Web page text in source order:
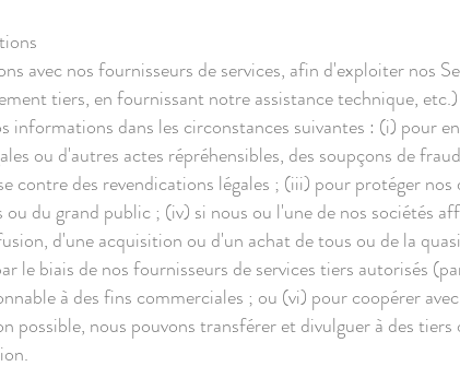
avec nos fournisseurs de services, afin d'exploiter nos
tiers, en fournissant notre assistance technique, etc.)
informations dans les circonstances suivantes : (i) pour
ou d'autres actes répréhensibles, des soupçons de
contre des revendications légales ; (iii) pour protéger
du grand public ; (iv) si nous ou l'une de nos sociétés
d'une acquisition ou d'un achat de tous ou de la
le biais de nos fournisseurs de services tiers autorisés
à des fins commerciales ; ou (vi) pour coopérer
possible, nous pouvons transférer et divulguer à des